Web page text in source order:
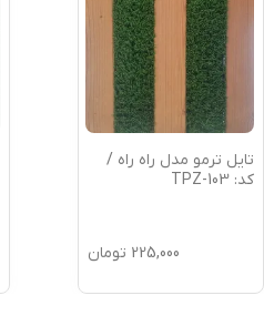
تایل ترمو مدل راه راه /
کد: TPZ-103
225,000 تومان